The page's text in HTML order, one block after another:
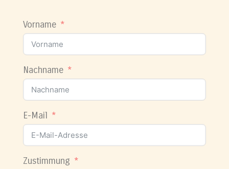
Vorname
Nachname
E-Mail
Zustimmung